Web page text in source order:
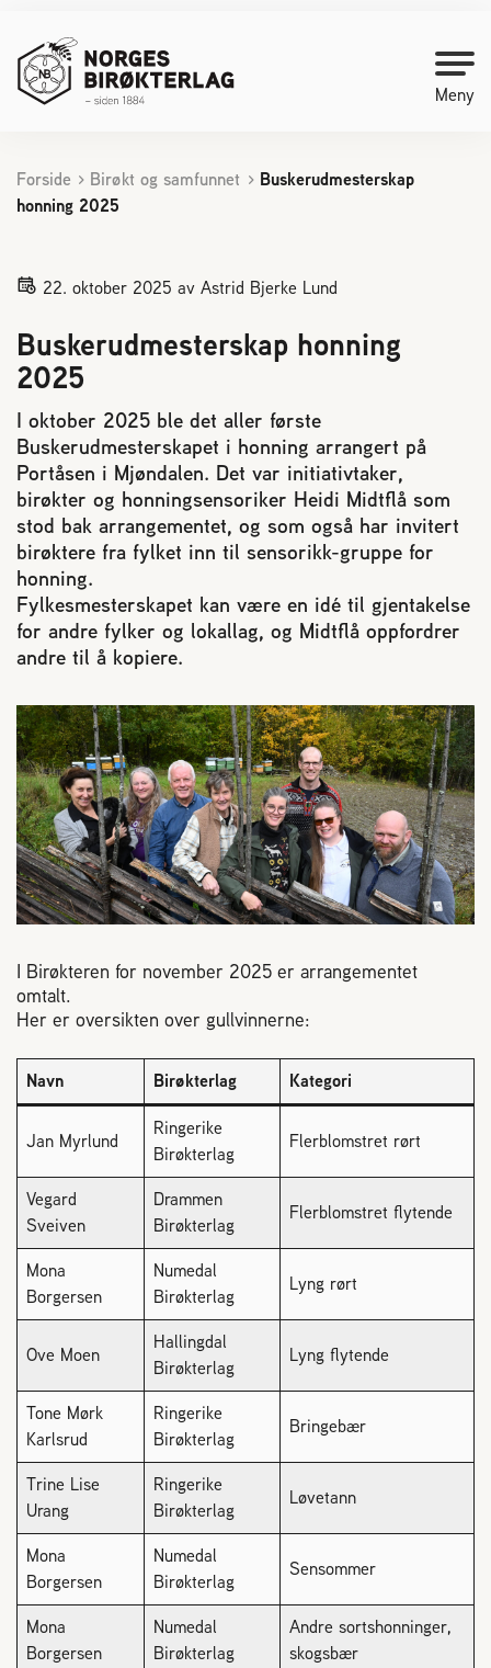
Meny
Kontakt oss
Medlemssider
Biene svermer
Reaksjon på bistikk
Om Norges Birøkterlag
Finn fylkes- og lokallag
Nyheter
Kurs
Aktivitetskalender
Lover og regler
Plassering av bigård
Sjekkliste for kjøp og salg av bier
Sykdom hos bier
Sukkeravgiftsrefusjon
Prosjekter
Norges Birøkterlags standpunkt
Min side (Rubic)
Dampsagveien 14
2004 Lillestrøm
TEL 63 94 20 80
post@norbi.no
Forside Birøkt og samfunnet
Buskerudmesterskap
honning 2025
22. oktober 2025 av Astrid Bjerke Lund
Buskerudmesterskap honning
2025
I oktober 2025 ble det aller første
Buskerudmesterskapet i honning arrangert på
Portåsen i Mjøndalen. Det var initiativtaker,
birøkter og honningsensoriker Heidi Midtflå som
stod bak arrangementet, og som også har invitert
birøktere fra fylket inn til sensorikk-gruppe for
honning.
Fylkesmesterskapet kan være en idé til gjentakelse
for andre fylker og lokallag, og Midtflå oppfordrer
andre til å kopiere.
I Birøkteren for november 2025 er arrangementet
omtalt.
Her er oversikten over gullvinnerne:
Navn Birøkterlag Kategori
Jan Myrlund
Ringerike
Birøkterlag
Flerblomstret rørt
Vegard
Sveiven
Drammen
Birøkterlag
Flerblomstret flytende
Mona
Borgersen
Numedal
Birøkterlag
Lyng rørt
Ove Moen
Hallingdal
Birøkterlag
Lyng flytende
Tone Mørk
Karlsrud
Ringerike
Birøkterlag
Bringebær
Trine Lise
Urang
Ringerike
Birøkterlag
Løvetann
Mona
Borgersen
Numedal
Birøkterlag
Sensommer
Mona
Borgersen
Numedal
Birøkterlag
Andre sortshonninger,
skogsbær